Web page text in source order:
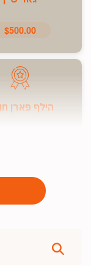
$500.00
הילף פארן